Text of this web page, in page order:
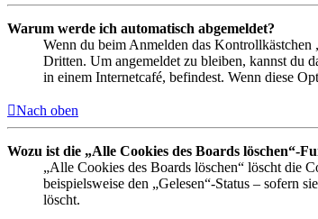
Warum werde ich automatisch abgemeldet?
Wenn du beim Anmelden das
Dritten. Um angemeldet zu bleiben, kannst du
in einem Internetcafé, befindest. Wenn diese
Nach oben
Wozu ist die „Alle Cookies des Boards löschen“-
„Alle Cookies des Boards löschen“ löscht die
beispielsweise den „Gelesen“-Status – sofern
löscht.